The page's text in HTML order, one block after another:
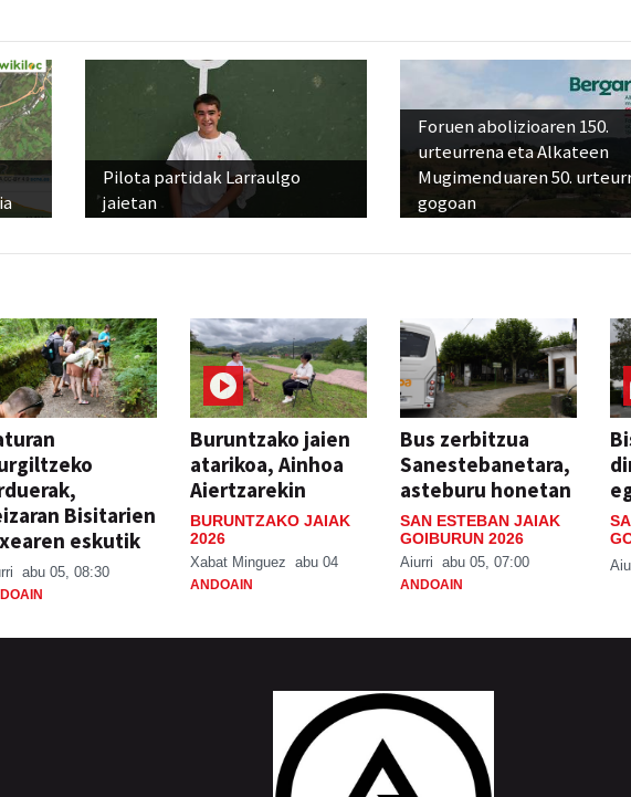
Pilota partidak Larraulgo
jaietan
Foruen abolizioaren 150.
urteurrena eta Alkateen
Mugimenduaren 50.
gogoan
Bisitarien
eskutik
abu 05, 08:30
Buruntzako jaien
atarikoa, Ainhoa
Aiertzarekin
BURUNTZAKO JAIAK
2026
Xabat Minguez abu 04
ANDOAIN
Bus zerbitzua
Sanestebanetara,
asteburu honetan
SAN ESTEBAN JAIAK
GOIBURUN 2026
Aiurri abu 05, 07:00
ANDOAIN